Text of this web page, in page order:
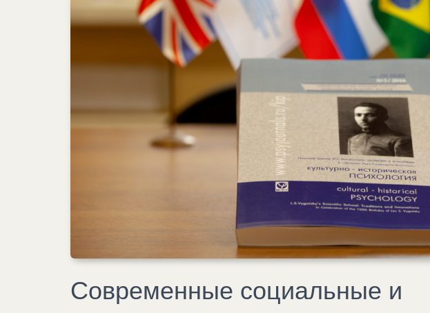
Современные социальные и